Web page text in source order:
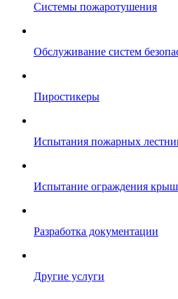
Системы пожаротушения
Обслуживание систем
Пиростикеры
Испытания пожарных
Испытание ограждения
Разработка документации
Другие услуги